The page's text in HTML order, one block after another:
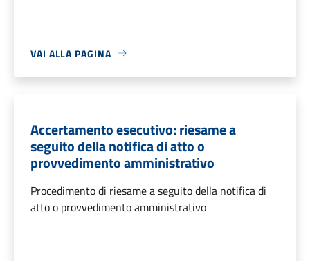
VAI ALLA PAGINA
Accertamento esecutivo: riesame a
seguito della notifica di atto o
provvedimento amministrativo
Procedimento di riesame a seguito della notifica di
atto o provvedimento amministrativo